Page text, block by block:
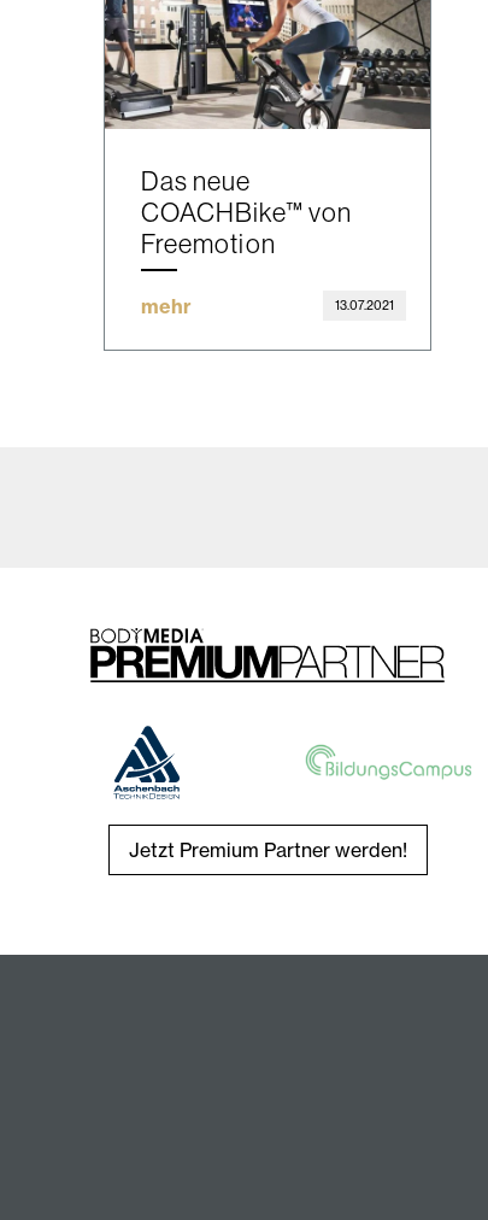
Das neue
COACHBike™ von
Freemotion
mehr 13.07.2021
Jetzt Premium Partner werden!